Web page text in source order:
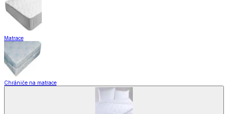
Matrace
Chrániče na matrace